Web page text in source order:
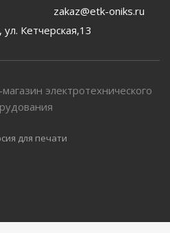
zakaz@etk-oniks.ru
ул. Кетчерская,13
электротехнического
для печати